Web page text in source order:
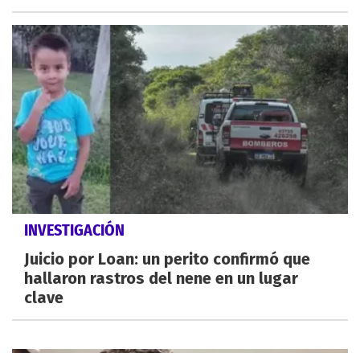
INVESTIGACIÓN
Juicio por Loan: un perito confirmó que
hallaron rastros del nene en un lugar
clave